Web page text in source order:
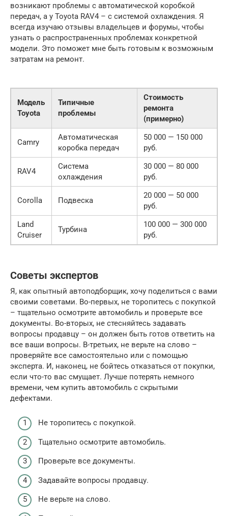
возникают проблемы с автоматической коробкой
передач, а у Toyota RAV4 – с системой охлаждения. Я
всегда изучаю отзывы владельцев и форумы, чтобы
узнать о распространенных проблемах конкретной
модели. Это поможет мне быть готовым к возможным
затратам на ремонт.
Модель
Toyota
Типичные
проблемы
Стоимость
ремонта
(примерно)
Camry
Автоматическая
коробка передач
50 000 — 150 000
руб.
RAV4
Система
охлаждения
30 000 — 80 000
руб.
Corolla Подвеска
20 000 — 50 000
руб.
Land
Cruiser
Турбина
100 000 — 300 000
руб.
Советы экспертов
Я, как опытный автоподборщик, хочу поделиться с вами
своими советами. Во-первых, не торопитесь с покупкой
– тщательно осмотрите автомобиль и проверьте все
документы. Во-вторых, не стесняйтесь задавать
вопросы продавцу – он должен быть готов ответить на
все ваши вопросы. В-третьих, не верьте на слово –
проверяйте все самостоятельно или с помощью
эксперта. И, наконец, не бойтесь отказаться от покупки,
если что-то вас смущает. Лучше потерять немного
времени, чем купить автомобиль с скрытыми
дефектами.
Не торопитесь с покупкой.
Тщательно осмотрите автомобиль.
Проверьте все документы.
Задавайте вопросы продавцу.
Не верьте на слово.